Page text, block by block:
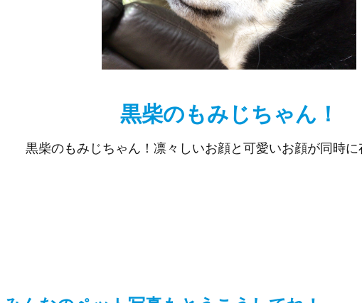
黒柴のもみじちゃん！
黒柴のもみじちゃん！凛々しいお顔と可愛いお顔が同時に